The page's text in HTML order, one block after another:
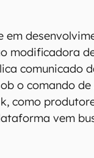
em
modificadora
comunicado
o comando
como
vem